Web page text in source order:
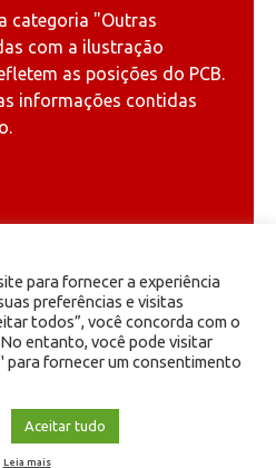
categoria "Outras
com a ilustração
as posições do PCB.
informações contidas
para fornecer a experiência
preferências e visitas
todos”, você concorda com o
entanto, você pode visitar
fornecer um consentimento
Aceitar tudo
Leia mais